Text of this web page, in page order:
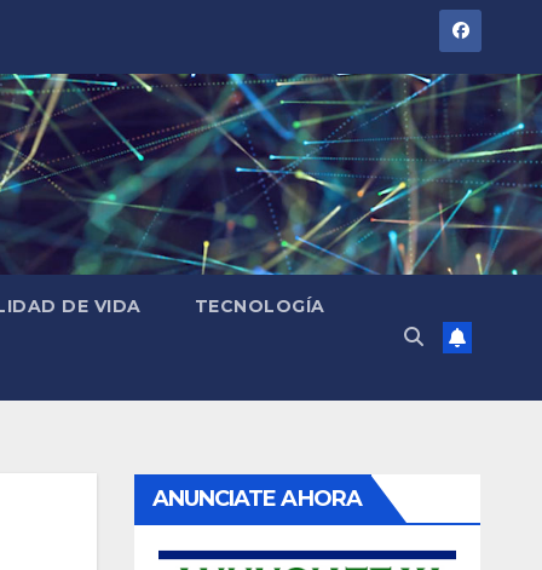
DE VIDA TECNOLOGÍA
ANUNCIATE AHORA